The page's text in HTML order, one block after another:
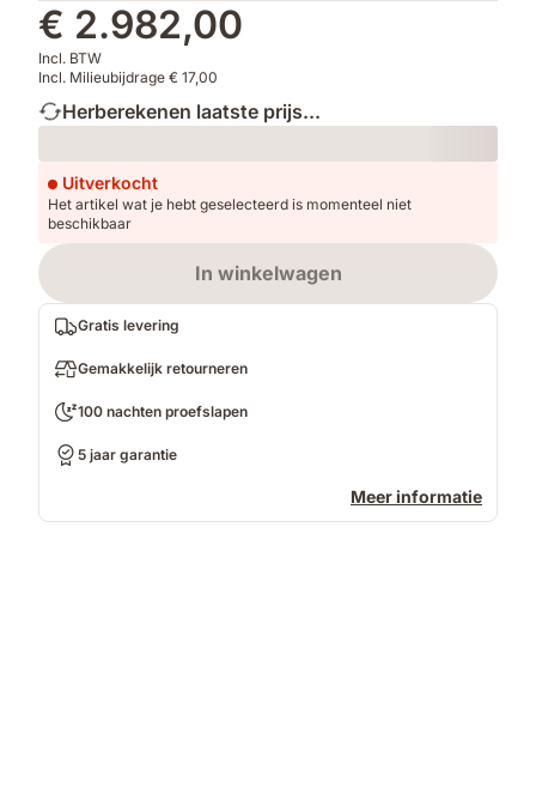
€ 2.982,00
Incl. BTW
Incl. Milieubijdrage € 17,00
Herberekenen laatste prijs...
Loading
Uitverkocht
Het artikel wat je hebt geselecteerd is momenteel niet
beschikbaar
In winkelwagen
Gratis levering
Gemakkelijk retourneren
100 nachten proefslapen
5 jaar garantie
Meer informatie